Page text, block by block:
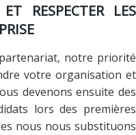
RESPECTER LES
notre priorité
votre organisation et
devenons ensuite des
lors des premières
nous nous substituons